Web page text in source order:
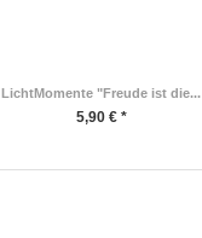
LichtMomente "Freude ist die...
5,90 € *